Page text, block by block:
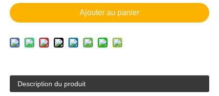
Ajouter au panier
Description du produit